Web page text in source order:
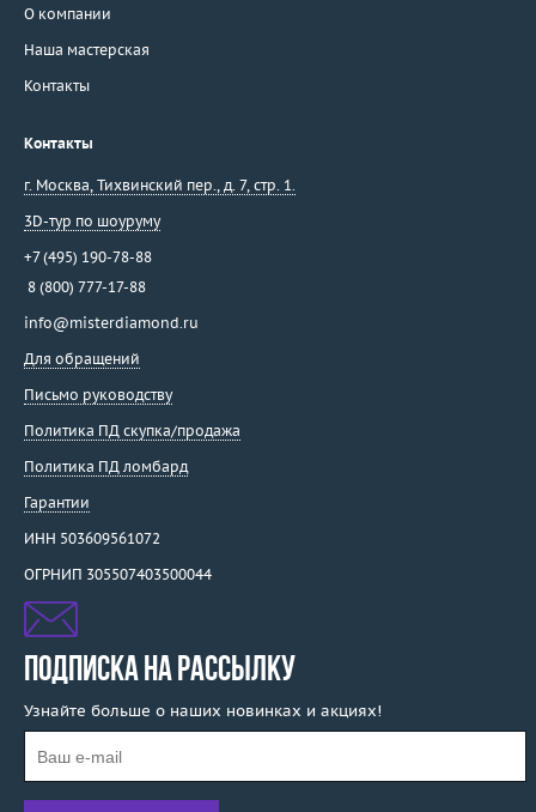
О компании
Наша мастерская
Контакты
Контакты
г. Москва, Тихвинский пер., д. 7, стр. 1.
3D-тур по шоуруму
+7 (495) 190-78-88
8 (800) 777-17-88
info@misterdiamond.ru
Для обращений
Письмо руководству
Политика ПД скупка/продажа
Политика ПД ломбард
Гарантии
ИНН 503609561072
ОГРНИП 305507403500044
ПОДПИСКА НА РАССЫЛКУ
Узнайте больше о наших новинках и акциях!